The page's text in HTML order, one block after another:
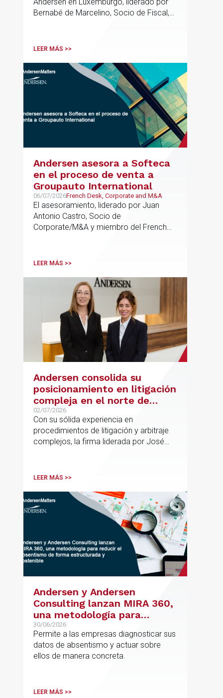
europeas
Bernabé de Marcelino, Socio de Fiscal,
formación del fondo, hasta el primer
LEER MÁS >>
Andersen asesora a Softeca
en el proceso de venta a
Groupauto International
06/07/2026French Desk, Corporate and M&A
El asesoramiento, liderado por Juan
Antonio Castro, Socio de
Corporate/M&A y miembro del French
españolas que combinan los sectores
LEER MÁS >>
Andersen consolida su
posicionamiento en litigación
compleja en el norte de
España con la incorporación
de Rebeca Larena
02/07/2026
Con su sólida experiencia en
procedimientos de litigación y arbitraje
complejos, la firma liderada por José
posicionamiento en asesoramiento
LEER MÁS >>
Andersen y Andersen
Consulting lanzan MIRA 360,
una metodología para
reducir el absentismo de
forma estructurada y
sostenible
30/06/2026
Permite a las empresas diagnosticar sus
datos de absentismo y actuar sobre
ellos de manera concreta.
LEER MÁS >>